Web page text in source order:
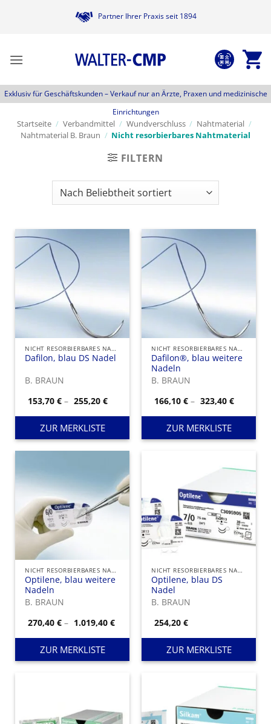
Partner Ihrer Praxis seit 1894
Exklusiv für Geschäftskunden –Verkauf nur an Ärzte, Praxen und medizinische
Einrichtungen
Startseite / Verbandmittel / Wundverschluss / Nahtmaterial /
Nahtmaterial B. Braun / Nicht resorbierbares Nahtmaterial
FILTERN
NICHT RESORBIERBARES NAHTMATERIAL
Dafilon, blau DS Nadel
B. BRAUN
153,70€ – 255,20€Preisspanne:
153,70 €
bis
ZUR MERKLISTE
NICHT RESORBIERBARES NAHTMATERIAL
Dafilon®, blau weitere
Nadeln
B. BRAUN
166,10€ – 323,40€
166,10 €
bis
ZUR MERKLISTE
NICHT RESORBIERBARES NAHTMATERIAL
Optilene, blau weitere
Nadeln
B. BRAUN
270,40€ – 1.019,40€Preisspanne:
270,40 €
bis
ZUR MERKLISTE
NICHT RESORBIERBARES NAHTMATERIAL
Optilene, blau DS
Nadel
B. BRAUN
254,20€
ZUR MERKLISTE